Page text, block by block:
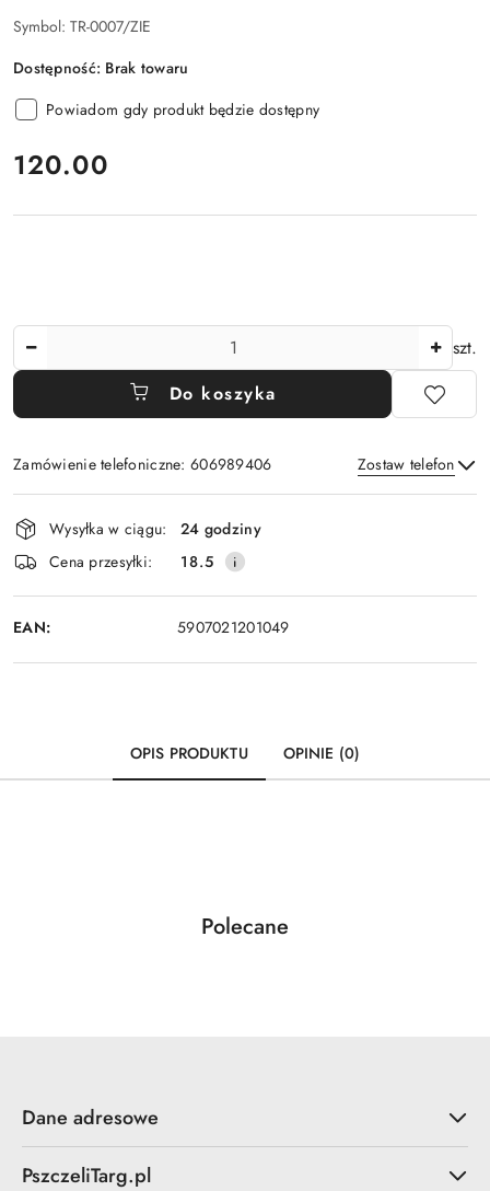
Symbol: TR-0007/ZIE
Dostępność: Brak towaru
Powiadom gdy produkt będzie dostępny
cena:
120.00
szt.
Do koszyka
Zamówienie telefoniczne: 606989406 Zostaw telefon
Wyślij
Dostępność
i
dostawa
Wysyłka w ciągu:
24 godziny
Cena przesyłki:
18.5
EAN: 5907021201049
OPIS PRODUKTU OPINIE (0)
Pomiń karuzelę produktów
Produkty
Polecane
Dane adresowe
PszczeliTarg.pl